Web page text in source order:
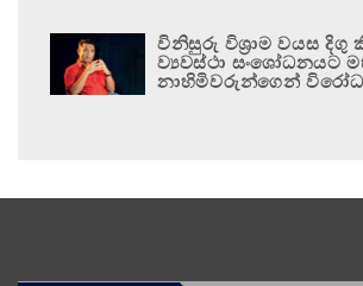
විනිසුරු විශ්‍රාම වයස දිගු
ව්‍යවස්ථා සංශෝධනයට
නාහිමිවරුන්ගෙන්